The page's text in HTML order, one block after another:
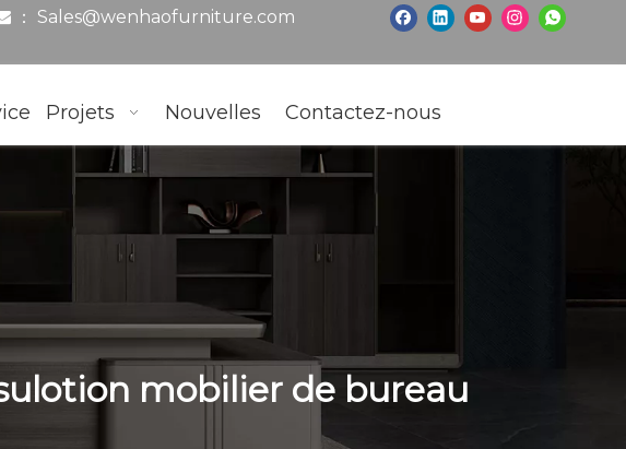
： Sales@wenhaofurniture.com
Projets Nouvelles Contactez-nous
mobilier de bureau